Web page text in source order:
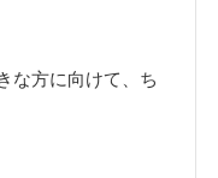
な方に向けて、ち